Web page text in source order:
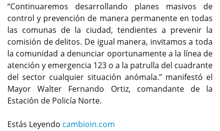
“Continuaremos desarrollando planes masivos de
control y prevención de manera permanente en todas
las comunas de la ciudad, tendientes a prevenir la
comisión de delitos. De igual manera, invitamos a toda
la comunidad a denunciar oportunamente a la línea de
atención y emergencia 123 o a la patrulla del cuadrante
del sector cualquier situación anómala.” manifestó el
Mayor Walter Fernando Ortiz, comandante de la
Estación de Policía Norte.
Estás Leyendo cambioin.com